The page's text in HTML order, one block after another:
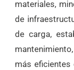
materiales,
de
de carga,
más eficientes